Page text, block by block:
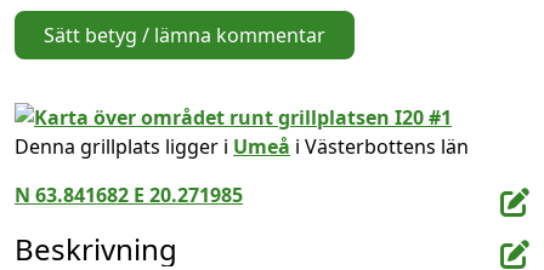
Sätt betyg / lämna kommentar
Denna grillplats ligger i Umeå i Västerbottens län
N 63.841682 E 20.271985
Beskrivning